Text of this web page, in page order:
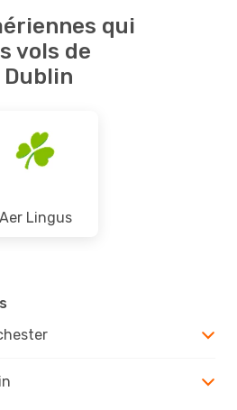
qui
vols de
Aer Lingus